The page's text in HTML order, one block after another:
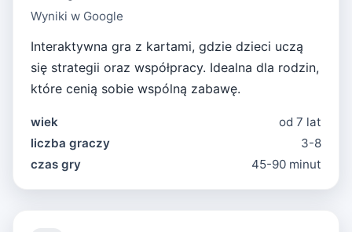
Wyniki w Google
Interaktywna gra z kartami, gdzie dzieci uczą
się strategii oraz współpracy. Idealna dla rodzin,
które cenią sobie wspólną zabawę.
wiek
od 7 lat
liczba graczy
3-8
czas gry
45-90 minut